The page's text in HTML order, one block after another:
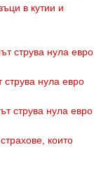
в кутии и
струва нула евро
струва нула евро
струва нула евро
които